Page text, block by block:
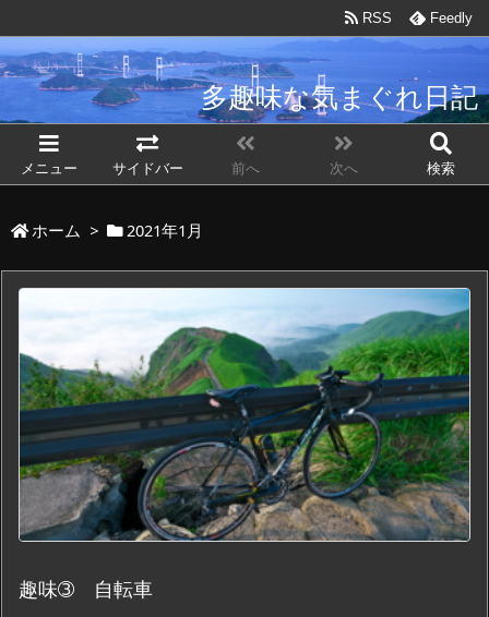
多趣味な気まぐれ日記
自転車で気まぐれに趣味を楽しむブログ
メニュー サイドバー 前へ 次へ 検索
RSS Feedly
ホーム > 2021年1月
趣味➂ 自転車